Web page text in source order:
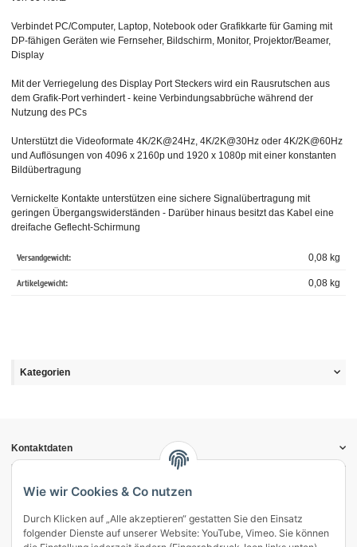
Wie wir Cookies & Co nutzen
Durch Klicken auf „Alle akzeptieren“ gestatten Sie den Einsatz
folgender Dienste auf unserer Website: YouTube, Vimeo. Sie können
Verbindet PC/Computer, Laptop, Notebook oder Grafikkarte für Gaming mit
DP-fähigen Geräten wie Fernseher, Bildschirm, Monitor, Projektor/Beamer,
Display
Mit der Verriegelung des Display Port Steckers wird ein Rausrutschen aus
dem Grafik-Port verhindert - keine Verbindungsabbrüche während der
Nutzung des PCs
Unterstützt die Videoformate 4K/2K@24Hz, 4K/2K@30Hz oder 4K/2K@60Hz
und Auflösungen von 4096 x 2160p und 1920 x 1080p mit einer konstanten
Bildübertragung
Vernickelte Kontakte unterstützen eine sichere Signalübertragung mit
geringen Übergangswiderständen - Darüber hinaus besitzt das Kabel eine
dreifache Geflecht-Schirmung
Versandgewicht: 0,08 kg
Artikelgewicht: 0,08 kg
Kategorien
Kontaktdaten
Informationen
Gesetzliche Informationen
Vertrag widerrufen
Zahlung & Versand